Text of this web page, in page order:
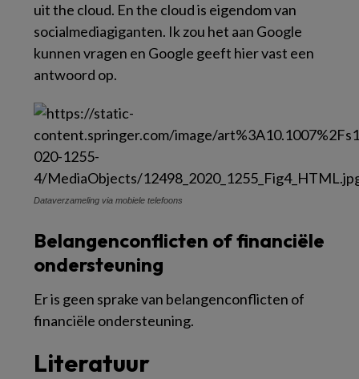
uitthe cloud. Enthe cloudis eigendom van
socialmediagiganten. Ik zou het aan Google
kunnen vragen en Google geeft hier vast een
antwoord op.
Dataverzameling via mobiele telefoons
Belangenconflicten of financiële
ondersteuning
Er is geen sprake van belangenconflicten of
financiële ondersteuning.
Literatuur